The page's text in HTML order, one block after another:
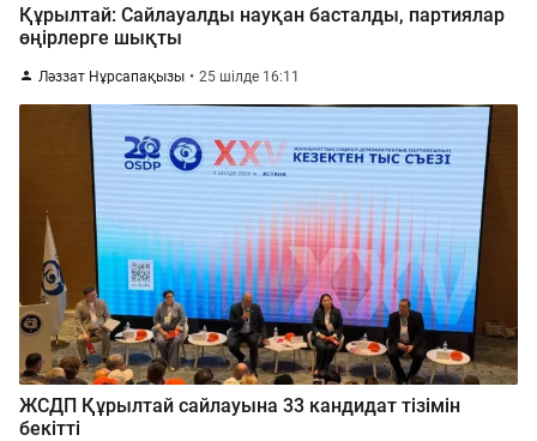
Құрылтай: Сайлауалды науқан басталды, партиялар
өңірлерге шықты
Ләззат Нұрсапақызы 25 шілде 16:11
ЖСДП Құрылтай сайлауына 33 кандидат тізімін
бекітті